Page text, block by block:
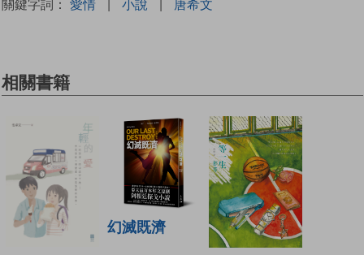
關鍵字詞： 愛情 | 小說 | 唐希文
相關書籍
幻滅既濟